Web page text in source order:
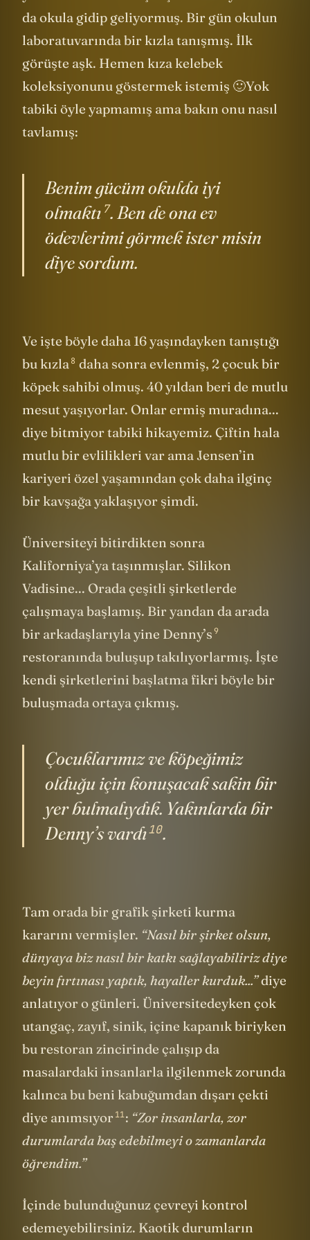
yarı zamanlı olarak çalışırken bir yandan
da okula gidip geliyormuş. Bir gün okulun
laboratuvarında bir kızla tanışmış. İlk
görüşte aşk. Hemen kıza kelebek
koleksiyonunu göstermek istemiş 🙂Yok
tabiki öyle yapmamış ama bakın onu nasıl
Benim gücüm okuldaiyi
olmaktı7 . Ben de ona ev
ödevlerimi görmek ister misin
Ve işte böyle daha 16 yaşındayken tanıştığı
bu kızla 8daha sonra evlenmiş, 2 çocuk bir
köpek sahibi olmuş. 40 yıldan beri de mutlu
mesut yaşıyorlar. Onlar ermiş muradına...
diye bitmiyor tabiki hikayemiz. Çiftin hala
mutlu bir evlilikleri var ama Jensen’in
kariyeri özel yaşamından çok daha ilginç
Üniversiteyi bitirdikten sonra
Kaliforniya’ya taşınmışlar. Silikon
Vadisine... Orada çeşitli şirketlerde
çalışmaya başlamış. Bir yandan da arada
bir arkadaşlarıyla yineDenny’s 9
restoranında buluşup takılıyorlarmış. İşte
kendi şirketlerini başlatma fikri böyle bir
Çocuklarımız ve köpeğimiz
olduğu için konuşacak sakin bir
yer bulmalıydık. Yakınlarda bir
Tam orada bir grafik şirketi kurma
kararını vermişler.“Nasıl bir şirket olsun,
dünyaya biz nasıl bir katkı sağlayabiliriz diye
beyin fırtınası yaptık, hayaller kurduk...”diye
anlatıyor o günleri. Üniversitedeyken çok
utangaç, zayıf, sinik, içine kapanık biriyken
bu restoran zincirinde çalışıp da
masalardaki insanlarla ilgilenmek zorunda
kalınca bu beni kabuğumdan dışarı çekti
diyeanımsıyor11:“Zor insanlarla, zor
durumlarda baş edebilmeyi o zamanlarda
İçinde bulunduğunuz çevreyi kontrol